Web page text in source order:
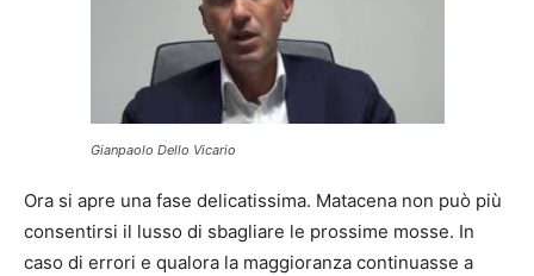
Gianpaolo Dello Vicario
Ora si apre una fase delicatissima. Matacena non può più
consentirsi il lusso di sbagliare le prossime mosse. In
caso di errori e qualora la maggioranza continuasse a